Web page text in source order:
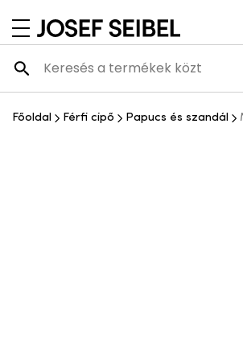
navigációs menü megnyitása
Josef Seibel Webshop
Főoldal Férfi cipő Papucs és szandál